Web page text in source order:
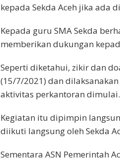
kepada Sekda Aceh jika ada
Kepada guru SMA Sekda
memberikan dukungan
Seperti diketahui, zikir dan
(15/7/2021) dan
aktivitas perkantoran dimulai.
Kegiatan itu dipimpin
diikuti langsung oleh Sekda
Sementara ASN Pemerintah